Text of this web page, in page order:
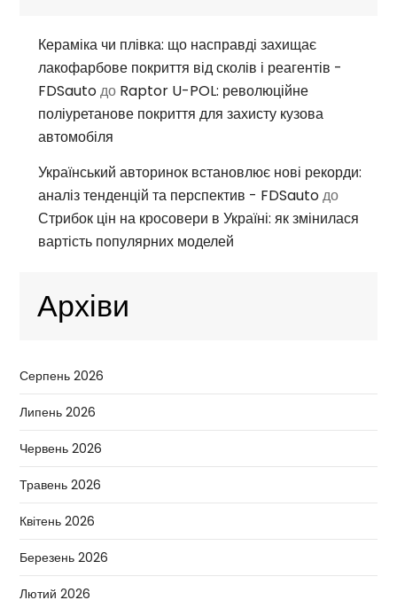
Кераміка чи плівка: що насправді захищає
лакофарбове покриття від сколів і реагентів -
FDSautoдо Raptor U-POL: революційне
поліуретанове покриття для захисту кузова
автомобіля
Український авторинок встановлює нові рекорди:
аналіз тенденцій та перспектив - FDSautoдо
Стрибок цін на кросовери в Україні: як змінилася
вартість популярних моделей
Архіви
Серпень 2026
Липень 2026
Червень 2026
Травень 2026
Квітень 2026
Березень 2026
Лютий 2026